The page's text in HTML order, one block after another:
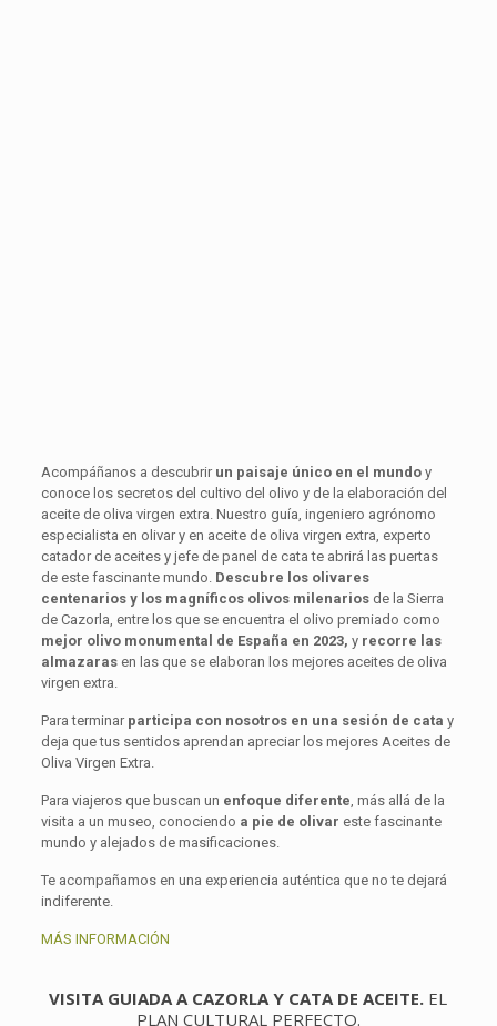
Acompáñanos a descubrir un paisaje único en el mundoy
conoce los secretos del cultivo del olivo y de la elaboración del
aceite de oliva virgen extra. Nuestro guía, ingeniero agrónomo
especialista en olivar y en aceite de oliva virgen extra, experto
catador de aceites y jefe de panel de cata te abrirá las puertas
de este fascinante mundo. Descubre los olivares
centenarios y los magníficos olivos milenariosde la Sierra
de Cazorla, entre los que se encuentra el olivo premiado como
mejor olivo monumental de España en 2023, y recorre las
almazarasen las que se elaboran los mejores aceites de oliva
virgen extra.
Para terminar participa con nosotros en una sesión de cata y
deja que tus sentidos aprendan apreciar los mejores Aceites de
Oliva Virgen Extra.
Para viajeros que buscan un enfoque diferente , más allá de la
visita a un museo, conociendo a pie de olivar este fascinante
mundo y alejados de masificaciones.
Te acompañamos en una experiencia auténtica que no te dejará
indiferente.
MÁS INFORMACIÓN
VISITA GUIADA A CAZORLA Y CATA DE ACEITE. EL
PLAN CULTURAL PERFECTO.